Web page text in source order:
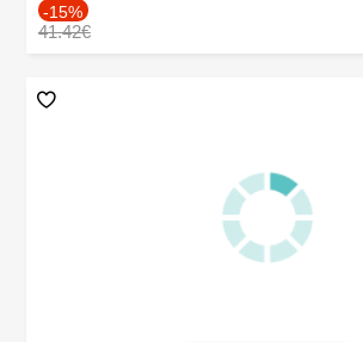
-15%
41.42€